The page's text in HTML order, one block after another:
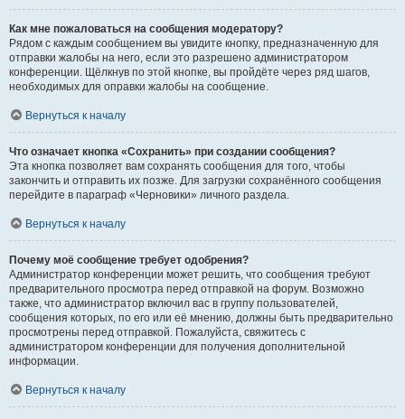
Как мне пожаловаться на сообщения модератору?
Рядом с каждым сообщением вы увидите кнопку, предназначенную для
отправки жалобы на него, если это разрешено администратором
конференции. Щёлкнув по этой кнопке, вы пройдёте через ряд шагов,
необходимых для оправки жалобы на сообщение.
Вернуться к началу
Что означает кнопка «Сохранить» при создании сообщения?
Эта кнопка позволяет вам сохранять сообщения для того, чтобы
закончить и отправить их позже. Для загрузки сохранённого сообщения
перейдите в параграф «Черновики» личного раздела.
Вернуться к началу
Почему моё сообщение требует одобрения?
Администратор конференции может решить, что сообщения требуют
предварительного просмотра перед отправкой на форум. Возможно
также, что администратор включил вас в группу пользователей,
сообщения которых, по его или её мнению, должны быть предварительно
просмотрены перед отправкой. Пожалуйста, свяжитесь с
администратором конференции для получения дополнительной
информации.
Вернуться к началу